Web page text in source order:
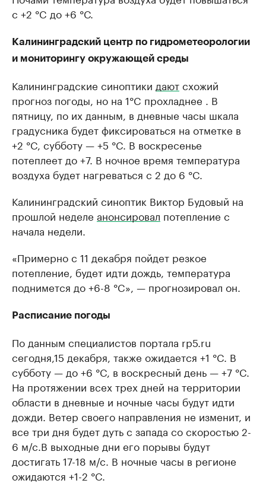
с +2 °C до +6 °С.
Калининградский центр по гидрометеорологии
и мониторингу окружающей среды
Калининградские синоптики даютсхожий
прогноз погоды, но на 1°C прохладнее . В
пятницу, по их данным, в дневные часы шкала
градусника будет фиксироваться на отметке в
+2 °C, субботу — +5 °C. В воскресенье
потеплеет до +7. В ночное время температура
воздуха будет нагреваться с 2 до 6 °C.
Калининградский синоптик Виктор Будовый на
прошлой неделе анонсировал потепление с
начала недели.
«Примерно с 11 декабря пойдет резкое
потепление, будет идти дождь, температура
поднимется до +6-8 °C», — прогнозировал он.
Расписание погоды
По данным специалистов портала rp5.ru
сегодня,15 декабря, также ожидается +1 °C. В
субботу — до +6 °C, в воскресный день — +7 °C.
На протяжении всех трех дней на территории
области в дневные и ночные часы будут идти
дожди. Ветер своего направления не изменит, и
все три дня будет дуть с запада со скоростью 2-
6 м/с.В выходные дни его порывы будут
достигать 17-18 м/с. В ночные часы в регионе
ожидаются +1-2 °C.